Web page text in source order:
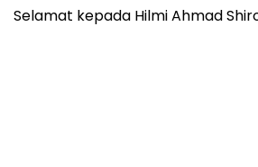
Selamat kepada Hilmi Ahmad